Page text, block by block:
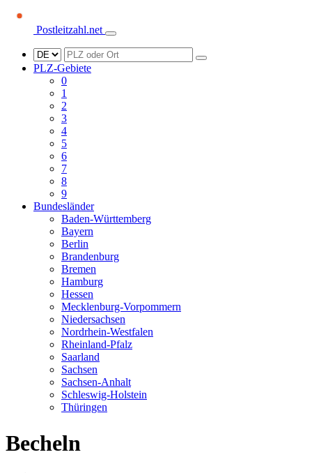
Postleitzahl.net
PLZ-Gebiete
0
1
2
3
4
5
6
7
8
9
Bundesländer
Baden-Württemberg
Bayern
Berlin
Brandenburg
Bremen
Hamburg
Hessen
Mecklenburg-Vorpommern
Niedersachsen
Nordrhein-Westfalen
Rheinland-Pfalz
Saarland
Sachsen
Sachsen-Anhalt
Schleswig-Holstein
Thüringen
Becheln